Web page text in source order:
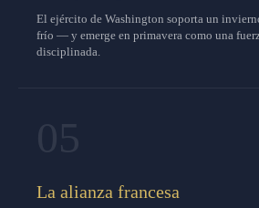
El ejército de Washington soporta un
frío — y emerge en primavera como una
disciplinada.
La alianza francesa